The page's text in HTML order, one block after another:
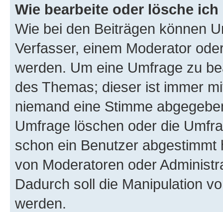
Wie bearbeite oder lösche
Wie bei den Beiträgen können
Verfasser, einem Moderator
werden. Um eine Umfrage zu
des Themas; dieser ist immer
niemand eine Stimme
Umfrage löschen oder die
schon ein Benutzer
von Moderatoren oder
Dadurch soll die Manipulation
werden.